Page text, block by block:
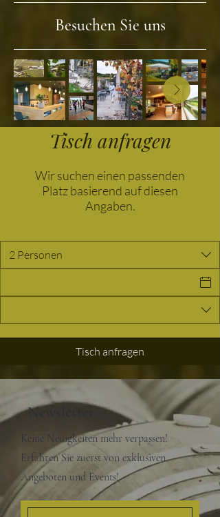
Besuchen Sie uns
Tisch anfragen
Wir suchen einen passenden
Platz basierend auf diesen
Angaben.
2 Personen
Tisch anfragen
Newsletter
Keine Neuigkeiten mehr verpassen!
Erfahren Sie zuerst von exklusiven
Angeboten und Events!